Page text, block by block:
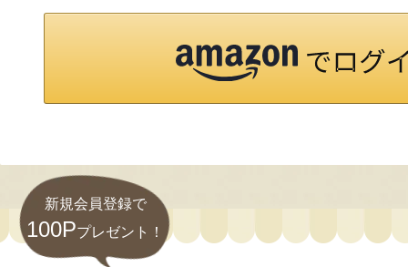
新規会員登録で
100Pプレゼント！